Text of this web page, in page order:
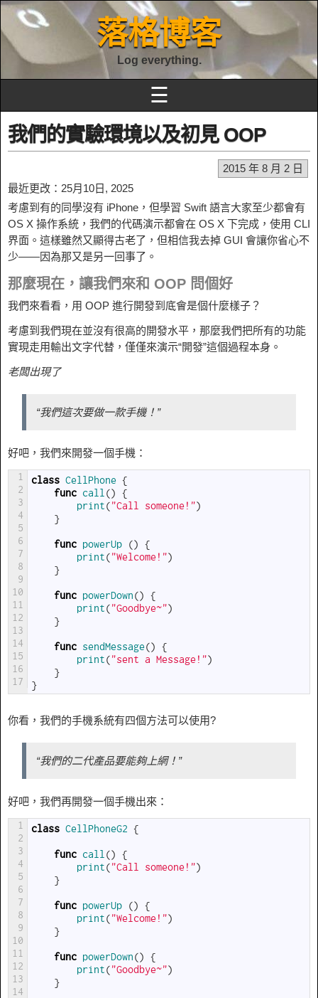
落格博客
Log everything.
☰
我們的實驗環境以及初見 OOP
2015 年 8 月 2 日
最近更改：25月10日, 2025
考慮到有的同學沒有 iPhone，但學習 Swift 語言大家至少都會有
OS X 操作系統，我們的代碼演示都會在 OS X 下完成，使用 CLI
界面。這樣雖然又顯得古老了，但相信我去掉 GUI 會讓你省心不
少——因為那又是另一回事了。
那麼現在，讓我們來和 OOP 問個好
我們來看看，用 OOP 進行開發到底會是個什麼樣子？
考慮到我們現在並沒有很高的開發水平，那麼我們把所有的功能
實現走用輸出文字代替，僅僅來演示“開發”這個過程本身。
老闆出現了
“我們這次要做一款手機！”
好吧，我們來開發一個手機：
1
2
3
4
5
6
7
8
9
10
11
12
13
14
15
16
17
class CellPhone {
func call ()
{
print("Call someone!")
}
func powerUp ()
{
print("Welcome!")
}
func powerDown()
{
print("Goodbye~")
}
func sendMessage()
{
print("sent a Message!")
}
}
你看，我們的手機系統有四個方法可以使用?
“我們的二代產品要能夠上網！”
好吧，我們再開發一個手機出來：
1
2
3
4
5
6
7
8
9
10
11
12
13
14
class CellPhoneG2 {
func call ()
{
print("Call someone!")
}
func powerUp ()
{
print("Welcome!")
}
func powerDown()
{
print("Goodbye~")
}